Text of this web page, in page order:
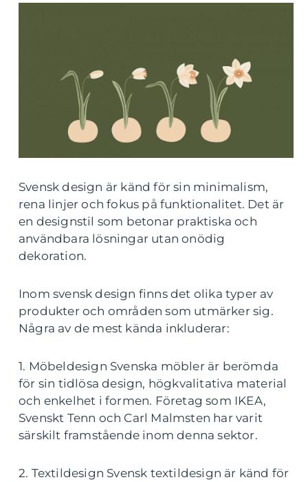
Svensk design är känd för sin minimalism,
rena linjer och fokus på funktionalitet. Det är
en designstil som betonar praktiska och
användbara lösningar utan onödig
dekoration.
Inom svensk design finns det olika typer av
produkter och områden som utmärker sig.
Några av de mest kända inkluderar:
1. Möbeldesign Svenska möbler är berömda
för sin tidlösa design, högkvalitativa material
och enkelhet i formen. Företag som IKEA,
Svenskt Tenn och Carl Malmsten har varit
särskilt framstående inom denna sektor.
2. Textildesign Svensk textildesign är känd för